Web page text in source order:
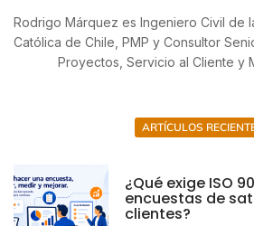
Rodrigo Márquez es Ingeniero Civil de
Católica de Chile, PMP y Consultor
Proyectos, Servicio al Cliente y
ARTÍCULOS
¿Qué exige ISO
encuestas de
clientes?